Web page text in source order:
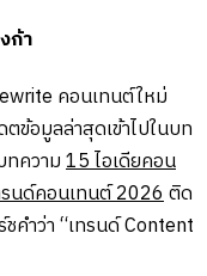
ก้า
คอนเทนต์ใหม่
ข้อมูลล่าสุดเข้าไปในบท
ทความ15 ไอเดียคอน
นด์คอนเทนต์ 2026ติด
คำว่า “เทรนด์ Content